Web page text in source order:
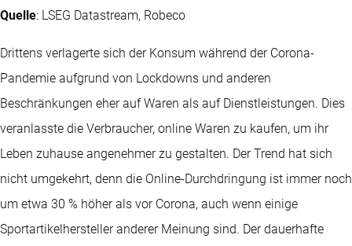
Quelle: LSEG Datastream, Robeco
Drittens verlagerte sich der Konsum während der Corona-
Pandemie aufgrund von Lockdowns und anderen
Beschränkungen eher auf Waren als auf Dienstleistungen. Dies
veranlasste die Verbraucher, online Waren zu kaufen, um ihr
Leben zuhause angenehmer zu gestalten. Der Trend hat sich
nicht umgekehrt, denn die Online-Durchdringung ist immer noch
um etwa 30 % höher als vor Corona, auch wenn einige
Sportartikelhersteller anderer Meinung sind. Der dauerhafte